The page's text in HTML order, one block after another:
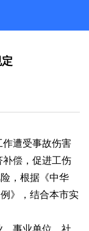
遭受事故伤害
补偿，促进工伤
，根据《中华
》，结合本市实
事业单位、社